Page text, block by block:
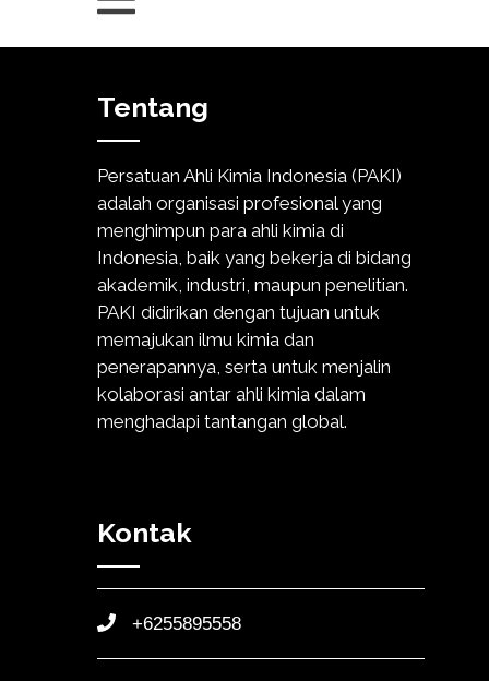
Tentang
Persatuan Ahli Kimia Indonesia (PAKI)
adalah organisasi profesional yang
menghimpun para ahli kimia di
Indonesia, baik yang bekerja di bidang
akademik, industri, maupun penelitian.
PAKI didirikan dengan tujuan untuk
memajukan ilmu kimia dan
penerapannya, serta untuk menjalin
kolaborasi antar ahli kimia dalam
menghadapi tantangan global.
Kontak
+6255895558